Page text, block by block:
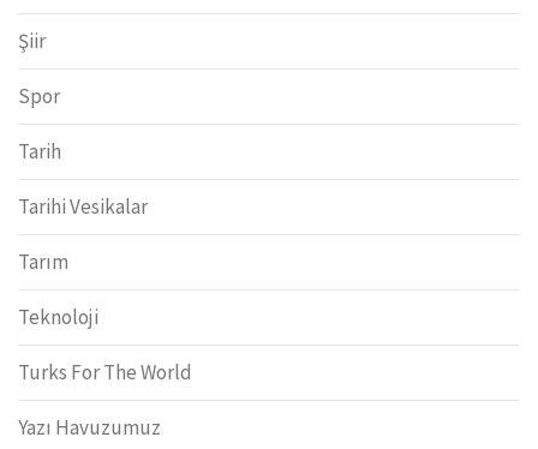
Şiir
Spor
Tarih
Tarihi Vesikalar
Tarım
Teknoloji
Turks For The World
Yazı Havuzumuz